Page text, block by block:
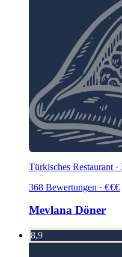
Türkisches Restaurant ·
368 Bewertungen · €€€
Mevlana Döner
8,9